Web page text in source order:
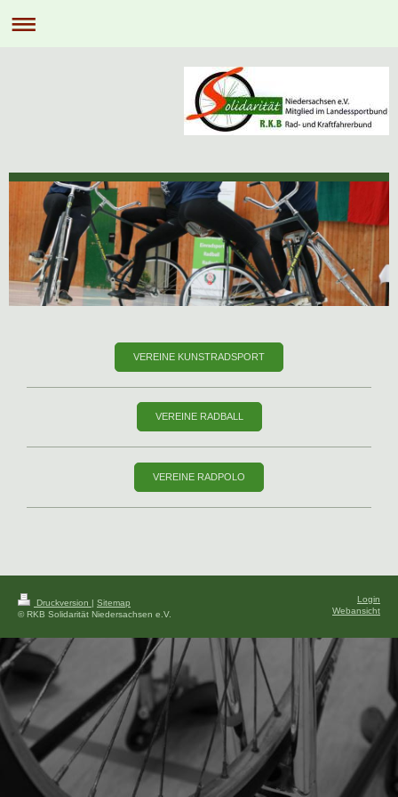
VEREINE KUNSTRADSPORT
VEREINE RADBALL
VEREINE RADPOLO
Druckversion | Sitemap
© RKB Solidarität Niedersachsen e.V.
Login
Webansicht